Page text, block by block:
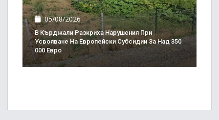
05/08/2026
В Кърджали Разкриха Нарушения При
Усвояване На Европейски Субсидии За Над 350
000 Евро